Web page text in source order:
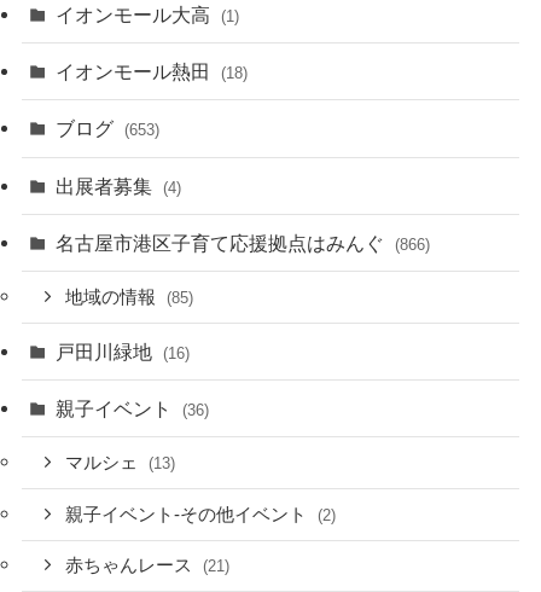
イオンモール大高 (1)
イオンモール熱田 (18)
ブログ (653)
出展者募集 (4)
名古屋市港区子育て応援拠点はみんぐ (866)
地域の情報 (85)
戸田川緑地 (16)
親子イベント (36)
マルシェ (13)
親子イベント-その他イベント (2)
赤ちゃんレース (21)